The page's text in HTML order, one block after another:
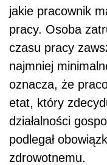
jakie pracownik
pracy. Osoba
czasu pracy
najmniej
oznacza, że
etat, który
działalności
podlegał
zdrowotnemu.